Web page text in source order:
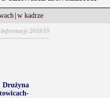
w kadrze
informacje 2018/19